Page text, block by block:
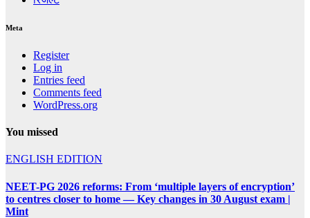
Meta
Register
Log in
Entries feed
Comments feed
WordPress.org
You missed
ENGLISH EDITION
NEET-PG 2026 reforms: From ‘multiple layers of encryption’
to centres closer to home — Key changes in 30 August exam |
Mint